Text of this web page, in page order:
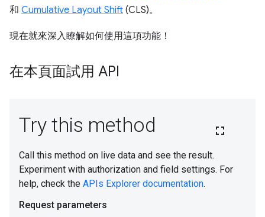
和 Cumulative Layout Shift (CLS)。
現在就來深入瞭解如何使用這項功能！
在本頁面試用 API